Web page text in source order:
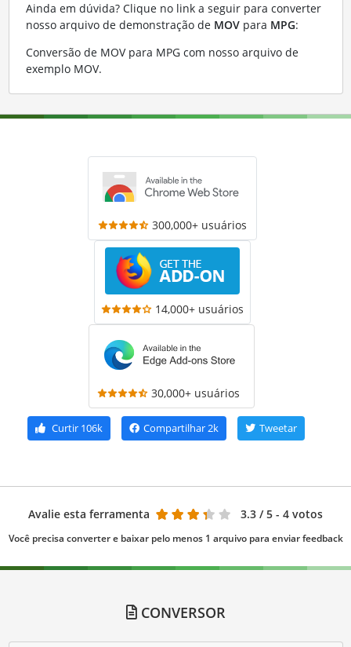
Ainda em dúvida? Clique no link a seguir para converter
nosso arquivo de demonstração de MOVpara MPG:
Conversão de MOV para MPG com nosso arquivo de
exemplo MOV.
300,000+ usuários
14,000+ usuários
30,000+ usuários
Curtir 106k Compartilhar2k Tweetar
Avalie esta ferramenta 3.3 / 5 - 4 votos
Você precisa converter e baixar pelo menos 1 arquivo para enviar feedback
CONVERSOR